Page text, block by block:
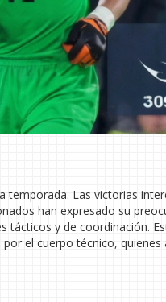
temporada. Las victorias
han expresado su
tácticos y de coordinación.
el cuerpo técnico, quienes